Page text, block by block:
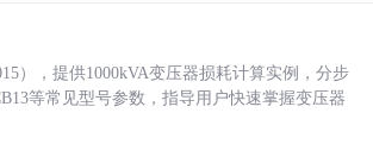
），提供1000kVA变压器损耗计算实例，分步
等常见型号参数，指导用户快速掌握变压器